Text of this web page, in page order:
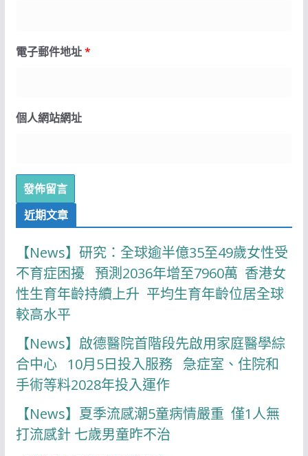
電子郵件地址*
個人網站網址
近期文章
【News】研究：全球逾半億35至49歲女性受
不育症困擾 預測2036年增至7960萬 香港女
性生育年齡持續上升 平均生育年齡位居全球
較高水平
【News】啟德醫院首階段先啟用家庭醫學綜
合中心 10月5日投入服務 急症室、住院和
手術等料2028年投入運作
【News】夏季流感潮5童病情嚴重 僅1人無
打流感針 七歲男童昨不治